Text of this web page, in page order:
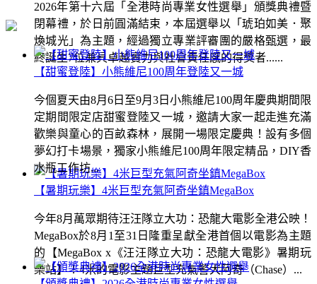
2026年第十六屆「全港時尚專業女性選舉」頒獎典禮暨
閉幕禮，於日前圓滿結束，本屆選舉以「琥珀如美．聚
煥城光」為主題，經過獨立專業評審團的嚴格甄選，最
終誕生7位兼具卓越實力與社會責任感的得獎者......
【暑期玩樂】4米巨型充氣阿奇坐鎮MegaBox
今年8月萬眾期待汪汪隊立大功：恐龍大電影全港公映！
MegaBox於8月1至31日隆重呈獻全港首個以電影為主題
的【MegaBox x《汪汪隊立大功：恐龍大電影》暑期玩
樂站】！4米的電影主題巨型充氣警犬阿奇（Chase）...
【甜蜜登陸】小熊維尼100周年登陸又一城
今個夏天由8月6日至9月3日小熊維尼100周年慶典期間限
定期間限定店甜蜜登陸又一城，邀請大家一起走進充滿
歡樂與童心的百畝森林，展開一場限定慶典！設有多個
夢幻打卡場景，獨家小熊維尼100周年限定精品，DIY香
水瓶工作坊...